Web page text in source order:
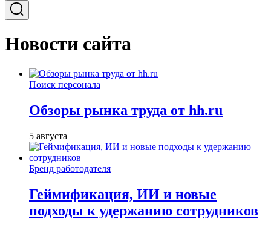
Новости сайта
Поиск персонала
Обзоры рынка труда от hh.ru
5 августа
Бренд работодателя
Геймификация, ИИ и новые
подходы к удержанию сотрудников